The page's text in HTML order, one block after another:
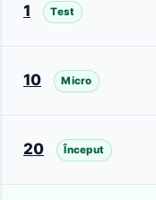
1 Test
10 Micro
20 Început